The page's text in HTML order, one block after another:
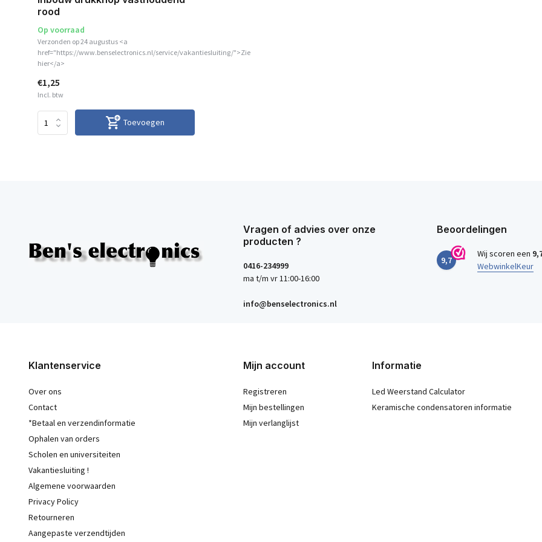
rood
Op voorraad
Verzonden op 24 augustus <a
href="https://www.benselectronics.nl/service/vakantiesluiting/">Zie
hier</a>
€1,25
Incl. btw
Toevoegen
Vragen of advies over onze
producten ?
0416-234999
ma t/m vr 11:00-16:00
info@benselectronics.nl
Beoordelingen
9,7
Wij scoren een
WebwinkelKeur
Klantenservice
Over ons
Contact
*Betaal en verzendinformatie
Ophalen van orders
Scholen en universiteiten
Vakantiesluiting !
Algemene voorwaarden
Privacy Policy
Retourneren
Aangepaste verzendtijden
Mijn account
Registreren
Mijn bestellingen
Mijn verlanglijst
Informatie
Led Weerstand Calculator
Keramische condensatoren informatie